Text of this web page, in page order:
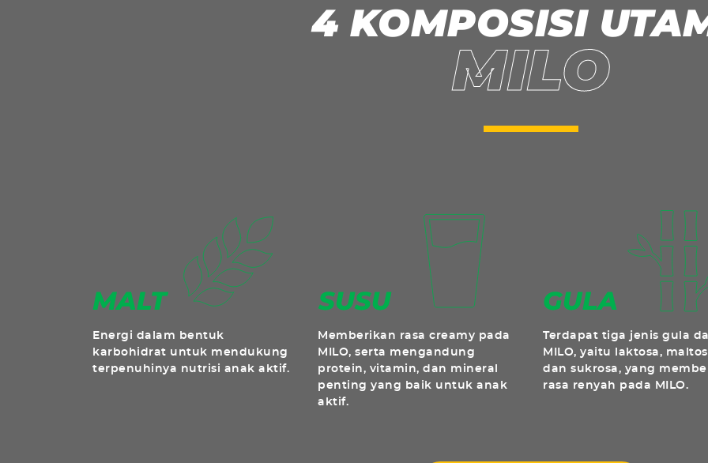
4 Komposisi Utama Milo4 KOMPOSISI
MILO
Energi dalam bentuk
karbohidrat untuk mendukung
terpenuhinya nutrisi anak aktif.
Memberikan rasa creamy pada
MILO, serta mengandung
protein, vitamin, dan mineral
penting yang baik untuk anak
aktif.
Terdapat tiga jenis gula
MILO, yaitu laktosa,
dan sukrosa, yang
rasa renyah pada MILO.